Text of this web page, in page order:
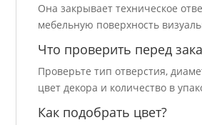
Она закрывает техническое
мебельную поверхность
Что проверить перед
Проверьте тип отверстия,
цвет декора и количество в
Как подобрать цвет?